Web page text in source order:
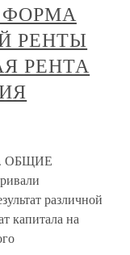
ФОРМА
РЕНТЫ
РЕНТА
ОБЩИЕ
различной
капитала на